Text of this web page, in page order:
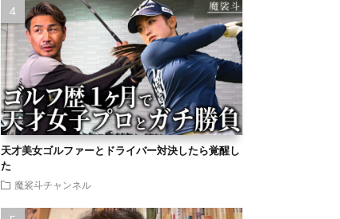
天才美女ゴルファーとドライバー対決したら覚醒し
た
魔裟斗チャンネル